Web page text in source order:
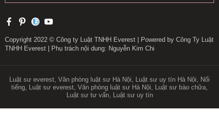
0919 311 196
longnguyen@everest.org.vn
Hà Nội
0913 395 717
longle@everest.org.vn
Copyright 2022 © Công ty Luật TNHH Everest | Powered by Công Ty Luật
TNHH Everest | Phụ trách nội dung: Nguyễn Kim Chi
Luật sư everest Văn phòng luật sư Hà Nội Luật sư uy tín Hà Nội
Nổi
tiếng Luật sư everest Văn phòng luật sư Hà Nội Luật sư bào chữa
Luật sư tư vấn, Luật sư uy tín